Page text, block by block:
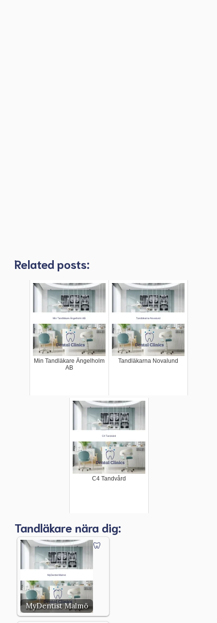
Related posts:
Min Tandläkare Ängelholm
AB
Tandläkarna Novalund
C4 Tandvård
Tandläkare nära dig:
MyDentist Malmö